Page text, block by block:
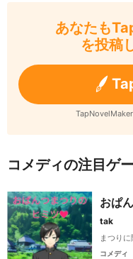
あなたも
を投稿
コメディの注目ゲ
おぱ
tak
まつり
コメディ